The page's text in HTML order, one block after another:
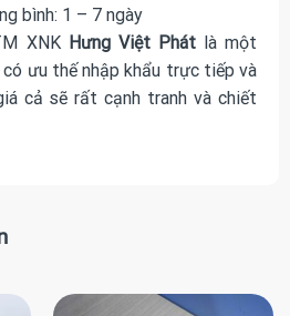
bình: 1 – 7 ngày
XNK Hưng Việt Phát là một
ưu thế nhập khẩu trực tiếp và
cả sẽ rất cạnh tranh và chiết